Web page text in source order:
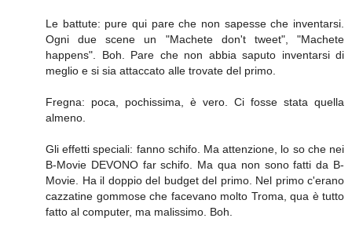
Le battute: pure qui pare che non sapesse che inventarsi.
Ogni due scene un "Machete don't tweet", "Machete
happens". Boh. Pare che non abbia saputo inventarsi di
meglio e si sia attaccato alle trovate del primo.
Fregna: poca, pochissima, è vero. Ci fosse stata quella
almeno.
Gli effetti speciali: fanno schifo. Ma attenzione, lo so che nei
B-Movie DEVONO far schifo. Ma qua non sono fatti da B-
Movie. Ha il doppio del budget del primo. Nel primo c'erano
cazzatine gommose che facevano molto Troma, qua è tutto
fatto al computer, ma malissimo. Boh.